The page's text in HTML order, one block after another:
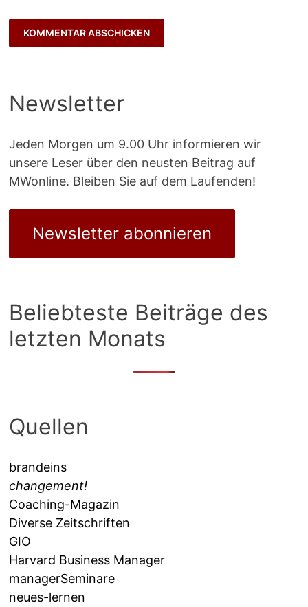
Newsletter
Jeden Morgen um 9.00 Uhr informieren wir
unsere Leser über den neusten Beitrag auf
MWonline. Bleiben Sie auf dem Laufenden!
Newsletter abonnieren
Beliebteste Beiträge des
letzten Monats
Quellen
brandeins
changement!
Coaching-Magazin
Diverse Zeitschriften
GIO
Harvard Business Manager
managerSeminare
neues-lernen